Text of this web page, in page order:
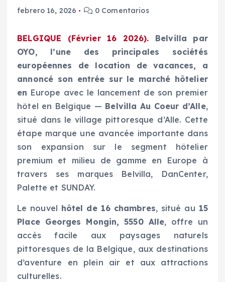
febrero 16, 2026 0 Comentarios
BELGIQUE (Février 16 2026). Belvilla par
OYO, l’une des principales sociétés
européennes de location de vacances, a
annoncé son entrée sur le marché hôtelier
en Europe avec le lancement de son premier
hôtel en Belgique — Belvilla Au Coeur d’Alle,
situé dans le village pittoresque d’Alle. Cette
étape marque une avancée importante dans
son expansion sur le segment hôtelier
premium et milieu de gamme en Europe à
travers ses marques Belvilla, DanCenter,
Palette et SUNDAY.
Le nouvel hôtel de 16 chambres, situé au 15
Place Georges Mongin, 5550 Alle, offre un
accès facile aux paysages naturels
pittoresques de la Belgique, aux destinations
d’aventure en plein air et aux attractions
culturelles.